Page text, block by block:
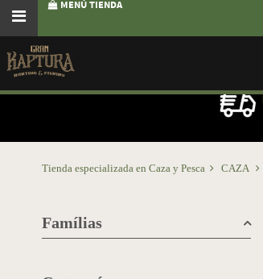
MENÚ TIENDA
Tienda especializada en Caza y Pesca CAZA
Famílias